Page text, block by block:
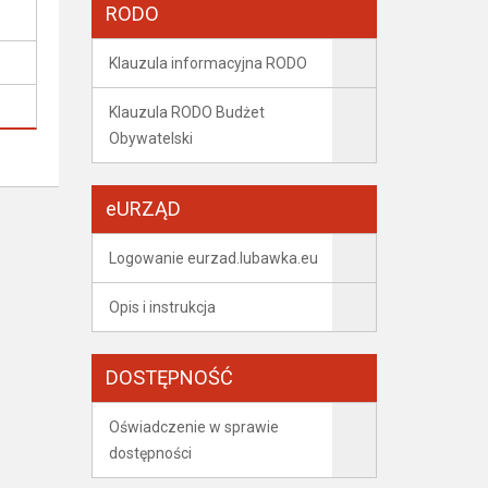
RODO
Klauzula informacyjna RODO
Klauzula RODO Budżet
Obywatelski
eURZĄD
Logowanie eurzad.lubawka.eu
Opis i instrukcja
DOSTĘPNOŚĆ
Oświadczenie w sprawie
dostępności